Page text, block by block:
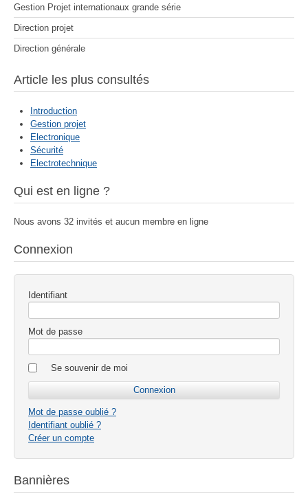
Gestion Projet internationaux grande série
Direction projet
Direction générale
Article les plus consultés
Introduction
Gestion projet
Electronique
Sécurité
Electrotechnique
Qui est en ligne ?
Nous avons 32 invités et aucun membre en ligne
Connexion
Identifiant
Mot de passe
Se souvenir de moi
Mot de passe oublié ?
Identifiant oublié ?
Créer un compte
Bannières